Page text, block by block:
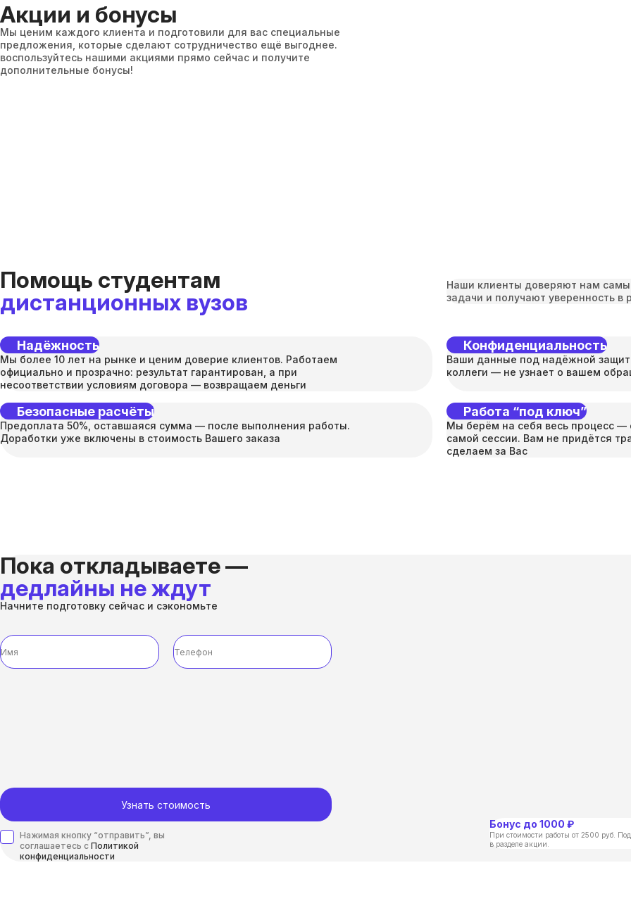
Акции и бонусы
Мы ценим каждого клиента и подготовили для вас специальные
предложения, которые сделают сотрудничество ещё выгоднее.
воспользуйтесь нашими акциями прямо сейчас и получите
дополнительные бонусы!
Помощь студентам
дистанционных вузов
Наши клиенты доверяют нам
задачи и получают уверенность в
Надёжность
Мы более 10 лет на рынке и ценим доверие клиентов. Работаем
официально и прозрачно: результат гарантирован, а при
несоответствии условиям договора — возвращаем деньги
Конфиденциальность
Ваши данные под надёжной
коллеги — не узнает о вашем
Безопасные расчёты
Предоплата 50%, оставшаяся сумма — после выполнения работы.
Доработки уже включены в стоимость Вашего заказа
Работа “под ключ”
Мы берём на себя весь процесс —
самой сессии. Вам не придётся
сделаем за Вас
Пока откладываете —
дедлайны не ждут
Начните подготовку сейчас и сэкономьте
Узнать стоимость
Нажимая кнопку “отправить”, вы
соглашаетесь с Политикой
конфиденциальности
Бонус до 1000 ₽
При стоимости работы от 2500 руб.
в разделе акции.